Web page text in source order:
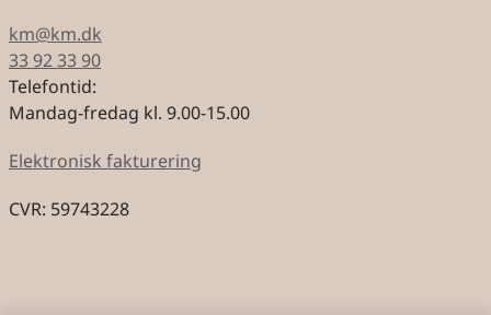
km@km.dk
33 92 33 90
Telefontid:
Mandag-fredag kl. 9.00-15.00
Elektronisk fakturering
CVR: 59743228